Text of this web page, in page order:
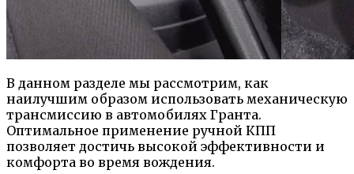
В данном разделе мы рассмотрим, как
наилучшим образом использовать механическую
трансмиссию в автомобилях Гранта.
Оптимальное применение ручной КПП
позволяет достичь высокой эффективности и
комфорта во время вождения.